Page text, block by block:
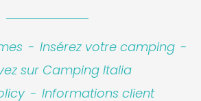
- Insérez votre camping -
sur Camping Italia
- Informations client